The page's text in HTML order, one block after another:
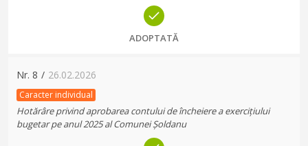
ADOPTATĂ
Nr. 8 / 26.02.2026
Caracter individual
Hotărâre privind aprobarea contului de încheiere a exercițiului
bugetar pe anul 2025 al Comunei Șoldanu